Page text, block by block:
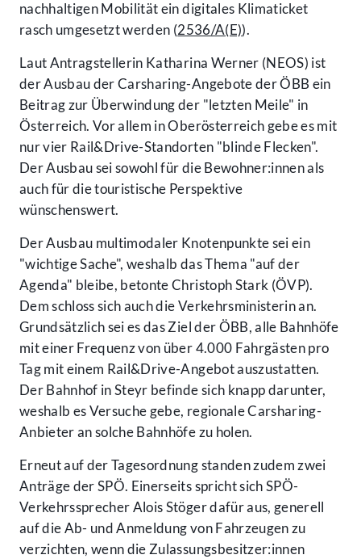
nachhaltigen Mobilität ein digitales Klimaticket
rasch umgesetzt werden (2536/A(E)).
Laut Antragstellerin Katharina Werner (NEOS) ist
der Ausbau der Carsharing-Angebote der ÖBB ein
Beitrag zur Überwindung der "letzten Meile" in
Österreich. Vor allem in Oberösterreich gebe es mit
nur vier Rail&Drive-Standorten "blinde Flecken".
Der Ausbau sei sowohl für die Bewohner:innen als
auch für die touristische Perspektive
wünschenswert.
Der Ausbau multimodaler Knotenpunkte sei ein
"wichtige Sache", weshalb das Thema "auf der
Agenda" bleibe, betonte Christoph Stark (ÖVP).
Dem schloss sich auch die Verkehrsministerin an.
Grundsätzlich sei es das Ziel der ÖBB, alle Bahnhöfe
mit einer Frequenz von über 4.000 Fahrgästen pro
Tag mit einem Rail&Drive-Angebot auszustatten.
Der Bahnhof in Steyr befinde sich knapp darunter,
weshalb es Versuche gebe, regionale Carsharing-
Anbieter an solche Bahnhöfe zu holen.
Erneut auf der Tagesordnung standen zudem zwei
Anträge der SPÖ. Einerseits spricht sich SPÖ-
Verkehrssprecher Alois Stöger dafür aus, generell
auf die Ab- und Anmeldung von Fahrzeugen zu
verzichten, wenn die Zulassungsbesitzer:innen